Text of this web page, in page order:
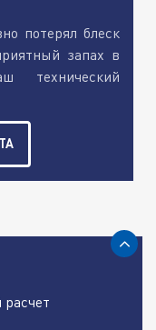
потерял блеск
запах в
технический